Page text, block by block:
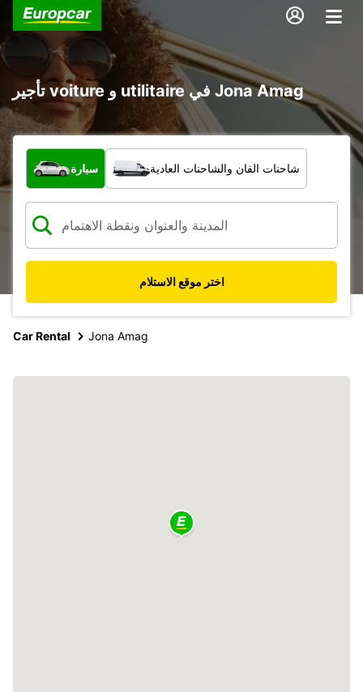
تأجير voiture و utilitaire في Jona Amag
ما نوع المركبة؟
سيارة شاحنات الفان والشاحنات العادية
اختر موقع الاستلام
Car Rental Jona Amag